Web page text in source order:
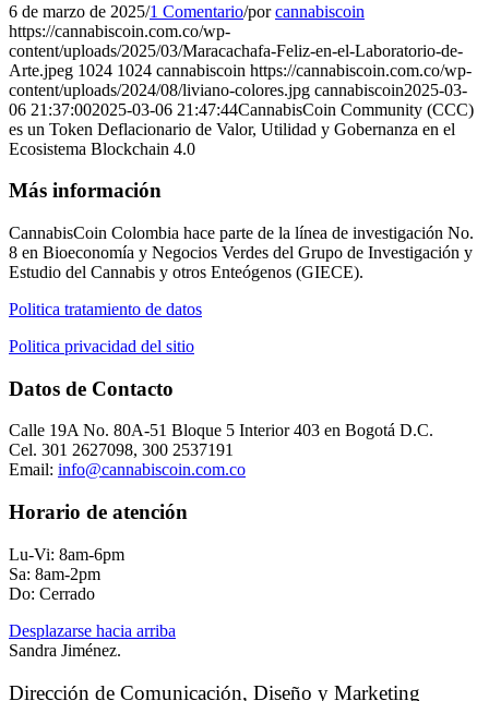
6 de marzo de 2025/1 Comentario/porcannabiscoin
https://cannabiscoin.com.co/wp-
content/uploads/2025/03/Maracachafa-Feliz-en-el-Laboratorio-de-
Arte.jpeg 1024 1024 cannabiscoin https://cannabiscoin.com.co/wp-
content/uploads/2024/08/liviano-colores.jpg cannabiscoin2025-03-
06 21:37:002025-03-06 21:47:44CannabisCoin Community (CCC)
es un Token Deflacionario de Valor, Utilidad y Gobernanza en el
Ecosistema Blockchain 4.0
Más información
CannabisCoin Colombia hace parte de la línea de investigación No.
8 en Bioeconomía y Negocios Verdes del Grupo de Investigación y
Estudio del Cannabis y otros Enteógenos (GIECE).
Politica tratamiento de datos
Politica privacidad del sitio
Datos de Contacto
Calle 19A No. 80A-51 Bloque 5 Interior 403 en Bogotá D.C.
Cel. 301 2627098, 300 2537191
Email: info@cannabiscoin.com.co
Horario de atención
Lu-Vi: 8am-6pm
Sa: 8am-2pm
Do: Cerrado
Desplazarse hacia arriba
Sandra Jiménez.
Dirección de Comunicación, Diseño y Marketing